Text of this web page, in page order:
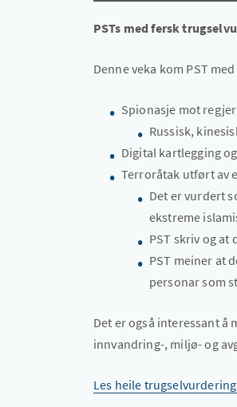
PSTs med fersk
Denne veka kom PST
Spionasje mot
Russisk,
Digital kartlegging
Terroråtak utført av
Det er vurdert
ekstreme
PST skriv og
PST meiner at
personar som
Det er også interessant å
innvandring-, miljø- og
Les heile